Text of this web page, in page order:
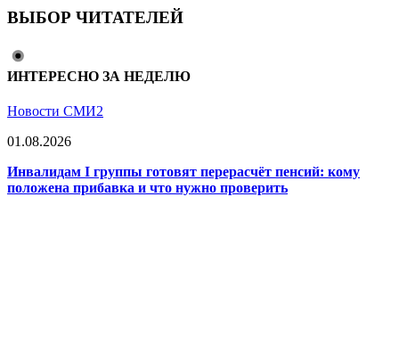
ВЫБОР ЧИТАТЕЛЕЙ
ИНТЕРЕСНО ЗА НЕДЕЛЮ
Новости СМИ2
01.08.2026
Инвалидам I группы готовят перерасчёт пенсий: кому
положена прибавка и что нужно проверить